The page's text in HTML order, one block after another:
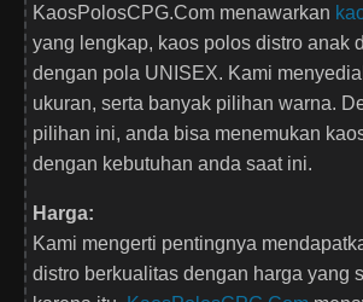
KaosPolosCPG.Com menawarkan
yang lengkap, kaos polos distro anak
dengan pola UNISEX. Kami
ukuran, serta banyak pilihan warna.
pilihan ini, anda bisa menemukan
dengan kebutuhan anda saat ini.
Harga:
Kami mengerti pentingnya
distro berkualitas dengan harga yang